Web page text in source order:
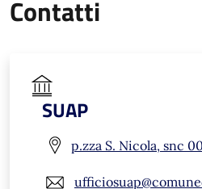
Contatti
SUAP
p.zza S. Nicola, snc